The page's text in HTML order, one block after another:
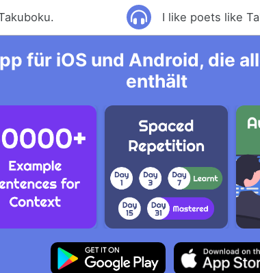
I like poets like
für iOS und Android, die
enthält